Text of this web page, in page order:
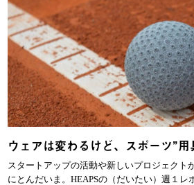
ウェアは変わるけど、スポーツ”用
スタートアップの活動や新しいプロジェクト
にとんだいま。HEAPSの（だいたい）週１レ